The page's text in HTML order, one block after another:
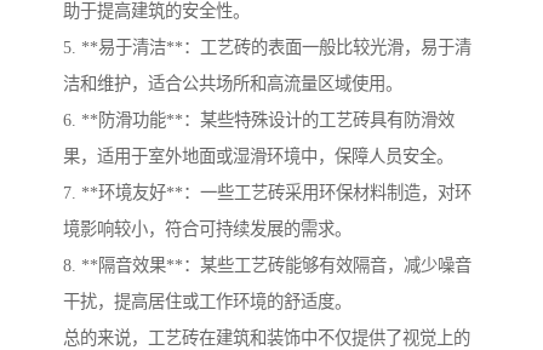
助于提高建筑的安全性。
5. **易于清洁**：工艺砖的表面一般比较光滑，易于清
洁和维护，适合公共场所和高流量区域使用。
6. **防滑功能**：某些特殊设计的工艺砖具有防滑效
果，适用于室外地面或湿滑环境中，保障人员安全。
7. **环境友好**：一些工艺砖采用环保材料制造，对环
境影响较小，符合可持续发展的需求。
8. **隔音效果**：某些工艺砖能够有效隔音，减少噪音
干扰，提高居住或工作环境的舒适度。
总的来说，工艺砖在建筑和装饰中不仅提供了视觉上的